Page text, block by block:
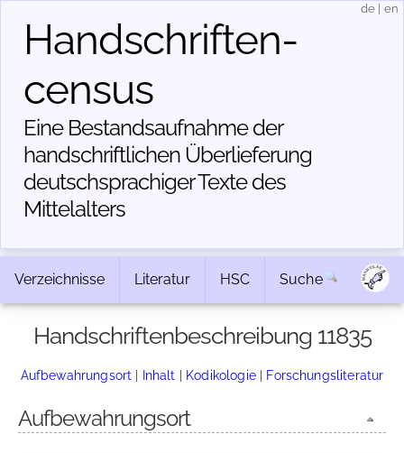
Handschriften­
census
Eine Bestandsaufnahme der
handschriftlichen Über­lieferung
deutschsprachiger Texte des
Mittelalters
de en
Verzeichnisse Literatur HSC Suche
Handschriftenbeschreibung 11835
Aufbewahrungsort | Inhalt | Kodikologie| Forschungsliteratur
Aufbewahrungsort